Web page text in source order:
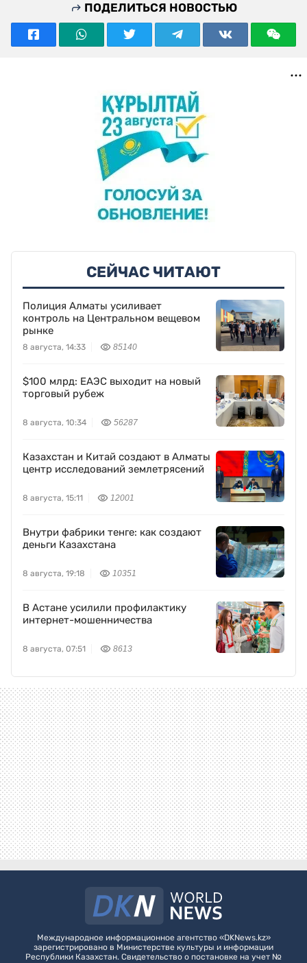
ПОДЕЛИТЬСЯ НОВОСТЬЮ
СЕЙЧАС ЧИТАЮТ
Полиция Алматы усиливает
контроль на Центральном вещевом
рынке
8 августа, 14:33 85140
$100 млрд: ЕАЭС выходит на новый
торговый рубеж
8 августа, 10:34 56287
Казахстан и Китай создают в Алматы
центр исследований землетрясений
8 августа, 15:11 12001
Внутри фабрики тенге: как создают
деньги Казахстана
8 августа, 19:18 10351
В Астане усилили профилактику
интернет-мошенничества
8 августа, 07:51 8613
Международное информационное агентство «DKNews.kz»
зарегистрировано в Министерстве культуры и информации
Республики Казахстан. Свидетельство о постановке на учет №